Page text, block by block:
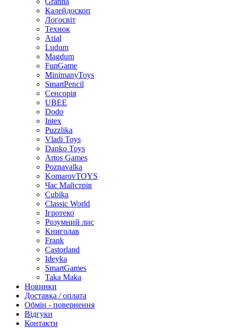
Калейдоскоп
Логосвіт
Технок
Arial
Ludum
Magdum
FunGame
MinimanyToys
SmartPencil
Сенсорія
UBEE
Dodo
Intex
Puzzlika
Vladi Toys
Danko Toys
Artos Games
Poznavalka
KomarovTOYS
Час Майстрів
Cubika
Classic World
Ігротеко
Розумний лис
Книголав
Frank
Castorland
Ideyka
SmartGames
Taka Maka
Новинки
Доставка / оплата
Обмін - повернення
Відгуки
Контакти